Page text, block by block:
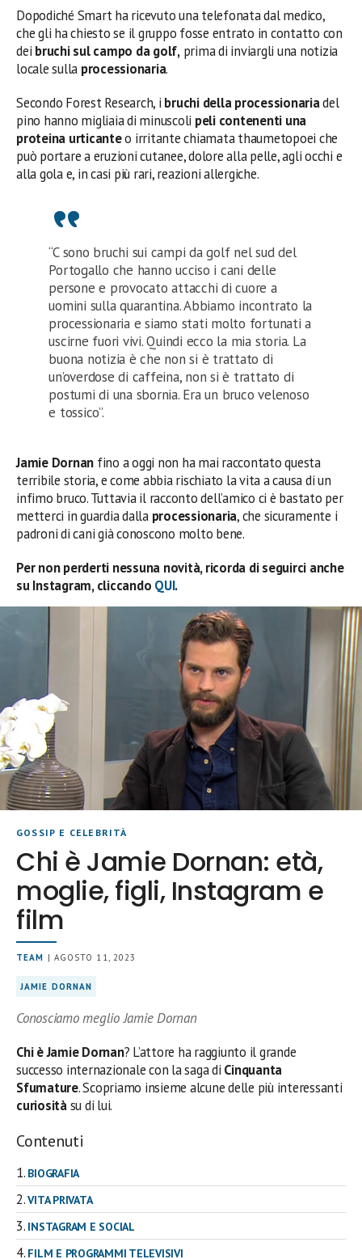
Dopodiché Smart ha ricevuto una telefonata dal medico,
che gli ha chiesto se il gruppo fosse entrato in contatto con
dei bruchi sul campo da golf,prima di inviargli una notizia
locale sulla processionaria.
Secondo Forest Research, i bruchi della processionariadel
pino hanno migliaia di minuscoli peli contenenti una
proteina urticanteo irritante chiamata thaumetopoei che
può portare a eruzioni cutanee, dolore alla pelle, agli occhi e
alla gola e, in casi più rari, reazioni allergiche.
“C sono bruchi sui campi da golf nel sud del
Portogallo che hanno ucciso i cani delle
persone e provocato attacchi di cuore a
uomini sulla quarantina. Abbiamo incontrato la
processionaria e siamo stati molto fortunati a
uscirne fuori vivi. Quindi ecco la mia storia. La
buona notizia è che non si è trattato di
un’overdose di caffeina, non si è trattato di
postumi di una sbornia. Era un bruco velenoso
e tossico”.
Jamie Dornan fino a oggi non ha mai raccontato questa
terribile storia, e come abbia rischiato la vita a causa di un
infimo bruco. Tuttavia il racconto dell’amico ci è bastato per
metterci in guardia dalla processionaria, che sicuramente i
padroni di cani già conoscono molto bene.
Per non perderti nessuna novità, ricorda di seguirci anche
su Instagram, cliccando QUI.
GOSSIP E CELEBRITÀ
Chi è Jamie Dornan: età,
moglie, figli, Instagram e
film
TEAM | AGOSTO 11, 2023
JAMIE DORNAN
Conosciamo meglio Jamie Dornan
Chi è Jamie Dornan? L’attore ha raggiunto il grande
successo internazionale con la saga di Cinquanta
Sfumature. Scopriamo insieme alcune delle più interessanti
curiositàsu di lui.
Contenuti
BIOGRAFIA
VITA PRIVATA
INSTAGRAM E SOCIAL
FILM E PROGRAMMI TELEVISIVI